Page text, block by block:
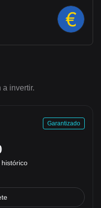
a invertir.
Garantizado
histórico